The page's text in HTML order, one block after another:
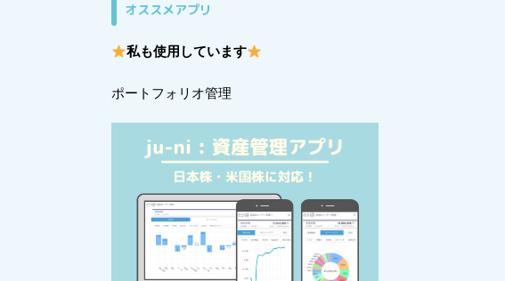
オススメアプリ
私も使用しています
ポートフォリオ管理